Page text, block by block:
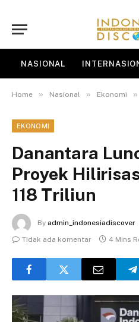
NASIONAL
Home » Nasional » Ekonomi »
EKONOMI
Danantara
Proyek
118 Triliun
By admin_indonesiadiscover
Tidak ada komentar
4 Mins